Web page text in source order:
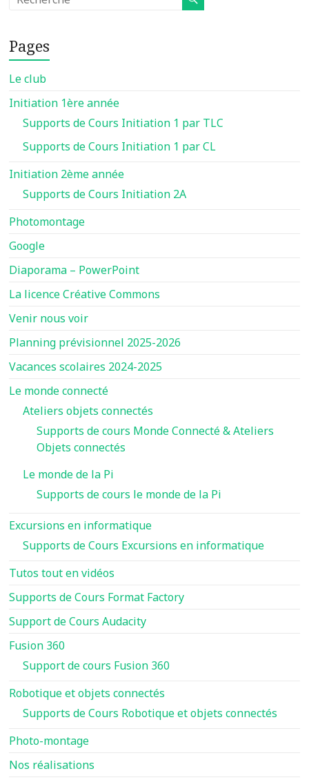
Pages
Le club
Initiation 1ère année
Supports de Cours Initiation 1 par TLC
Supports de Cours Initiation 1 par CL
Initiation 2ème année
Supports de Cours Initiation 2A
Photomontage
Google
Diaporama – PowerPoint
La licence Créative Commons
Venir nous voir
Planning prévisionnel 2025-2026
Vacances scolaires 2024-2025
Le monde connecté
Ateliers objets connectés
Supports de cours Monde Connecté & Ateliers
Objets connectés
Le monde de la Pi
Supports de cours le monde de la Pi
Excursions en informatique
Supports de Cours Excursions en informatique
Tutos tout en vidéos
Supports de Cours Format Factory
Support de Cours Audacity
Fusion 360
Support de cours Fusion 360
Robotique et objets connectés
Supports de Cours Robotique et objets connectés
Photo-montage
Nos réalisations